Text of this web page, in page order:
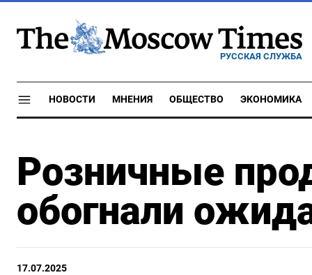
РУССКАЯ СЛУЖБА
НОВОСТИ МНЕНИЯ ОБЩЕСТВО ЭКОНОМИКА
Розничные
обогнали
17.07.2025